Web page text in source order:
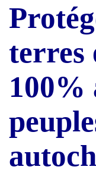
terres
100%